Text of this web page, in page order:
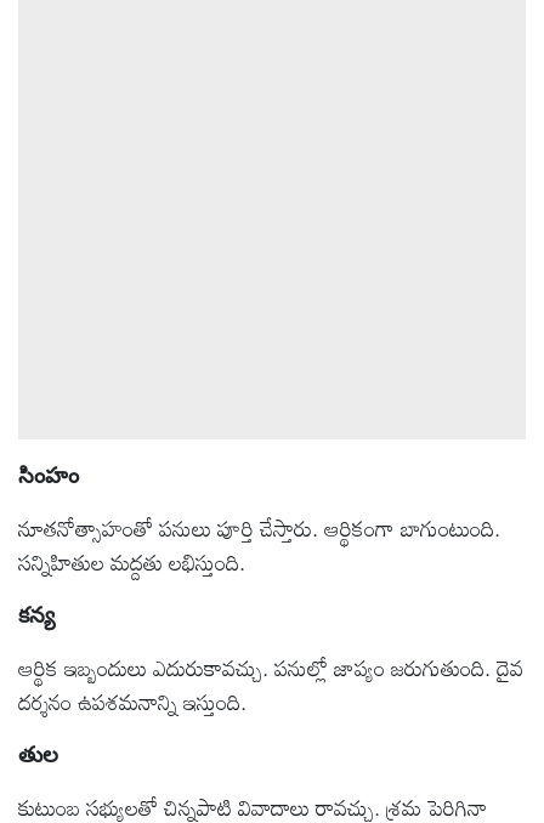
సింహం
నూతనోత్సాహంతో పనులు పూర్తి చేస్తారు. ఆర్థికంగా బాగుంటుంది.
సన్నిహితుల మద్దతు లభిస్తుంది.
కన్య
ఆర్థిక ఇబ్బందులు ఎదురుకావచ్చు. పనుల్లో జాప్యం జరుగుతుంది. దైవ
దర్శనం ఉపశమనాన్ని ఇస్తుంది.
తుల
కుటుంబ సభ్యులతో చిన్నపాటి వివాదాలు రావచ్చు. శ్రమ పెరిగినా